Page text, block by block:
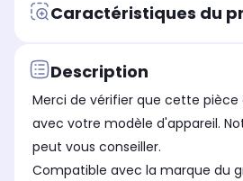
Caractéristiques du
Description
Merci de vérifier que cette
avec votre modèle d'appareil.
peut vous conseiller.
Compatible avec la marque du groupe :